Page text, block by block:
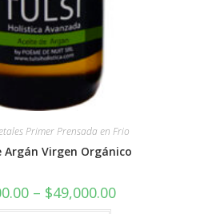
Primer Prensada en Frio
Argán Virgen Orgánico
– $49,000.00